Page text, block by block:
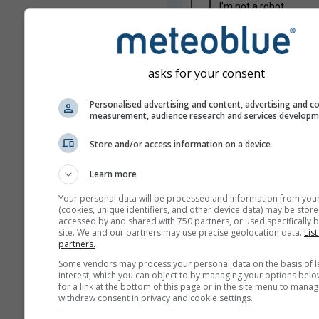
zoals beschreven in onze
kan ook worden gebruikt voor
meteoblue-diensten.
Meer weergegevens
asks for your consent
Personalised advertising and content, advertising and
measurement, audience research and services
Store and/or access information on a device
Learn more
Your personal data will be processed and information from
(cookies, unique identifiers, and other device data) may be
accessed by and shared with 750 partners, or used specifically
site. We and our partners may use precise geolocation data.
partners.
Some vendors may process your personal data on the basis of
interest, which you can object to by managing your options
for a link at the bottom of this page or in the site menu to
withdraw consent in privacy and cookie settings.